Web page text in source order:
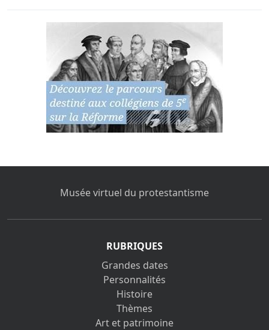
Musée virtuel du protestantisme
RUBRIQUES
Grandes dates
Personnalités
Histoire
Thèmes
Art et patrimoine